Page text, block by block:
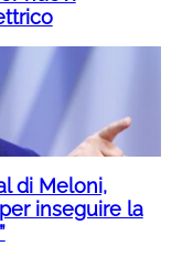
di Meloni,
inseguire la